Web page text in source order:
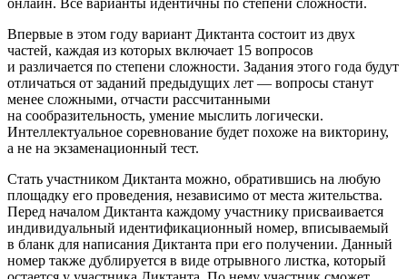
онлайн. Все варианты идентичны по степени сложности.
Впервые в этом году вариант Диктанта состоит из двух
частей, каждая из которых включает 15 вопросов
и различается по степени сложности. Задания этого года будут
отличаться от заданий предыдущих лет — вопросы станут
менее сложными, отчасти рассчитанными
на сообразительность, умение мыслить логически.
Интеллектуальное соревнование будет похоже на викторину,
а не на экзаменационный тест.
Стать участником Диктанта можно, обратившись на любую
площадку его проведения, независимо от места жительства.
Перед началом Диктанта каждому участнику присваивается
индивидуальный идентификационный номер, вписываемый
в бланк для написания Диктанта при его получении. Данный
номер также дублируется в виде отрывного листка, который